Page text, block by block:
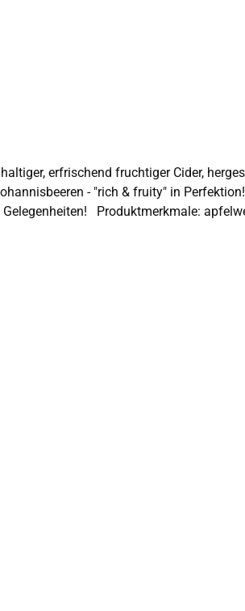
- "rich & fruity" in Perfektion! Dieser
apfelweinhaltiges